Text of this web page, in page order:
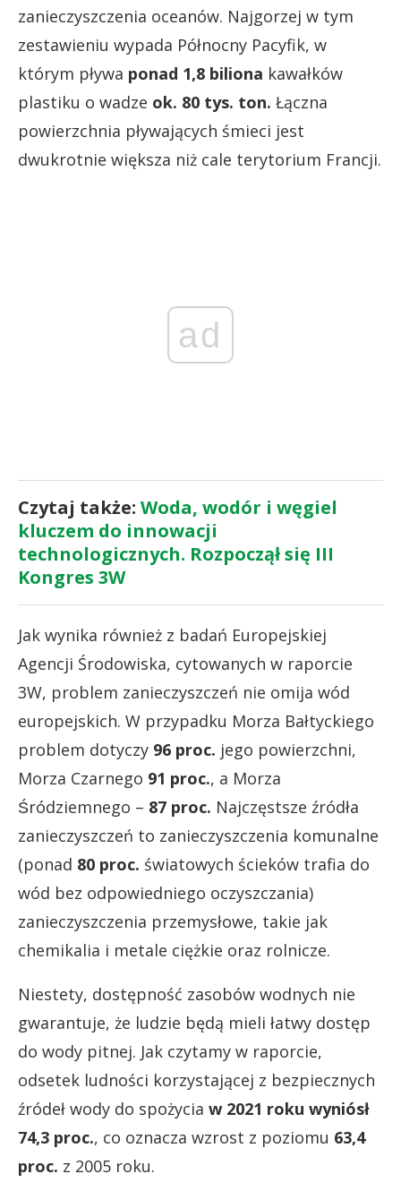
zanieczyszczenia oceanów. Najgorzej w tym
zestawieniu wypada Północny Pacyfik, w
którym pływa ponad 1,8 biliona kawałków
plastiku o wadze ok. 80 tys. ton. Łączna
powierzchnia pływających śmieci jest
dwukrotnie większa niż cale terytorium Francji.
ad
Czytaj także: Woda, wodór i węgiel
kluczem do innowacji
technologicznych. Rozpoczął się III
Kongres 3W
Jak wynika również z badań Europejskiej
Agencji Środowiska, cytowanych w raporcie
3W, problem zanieczyszczeń nie omija wód
europejskich. W przypadku Morza Bałtyckiego
problem dotyczy 96 proc. jego powierzchni,
Morza Czarnego 91 proc., a Morza
Śródziemnego – 87 proc. Najczęstsze źródła
zanieczyszczeń to zanieczyszczenia komunalne
(ponad 80 proc. światowych ścieków trafia do
wód bez odpowiedniego oczyszczania)
zanieczyszczenia przemysłowe, takie jak
chemikalia i metale ciężkie oraz rolnicze.
Niestety, dostępność zasobów wodnych nie
gwarantuje, że ludzie będą mieli łatwy dostęp
do wody pitnej. Jak czytamy w raporcie,
odsetek ludności korzystającej z bezpiecznych
źródeł wody do spożycia w 2021 roku wyniósł
74,3 proc., co oznacza wzrost z poziomu 63,4
proc. z 2005 roku.